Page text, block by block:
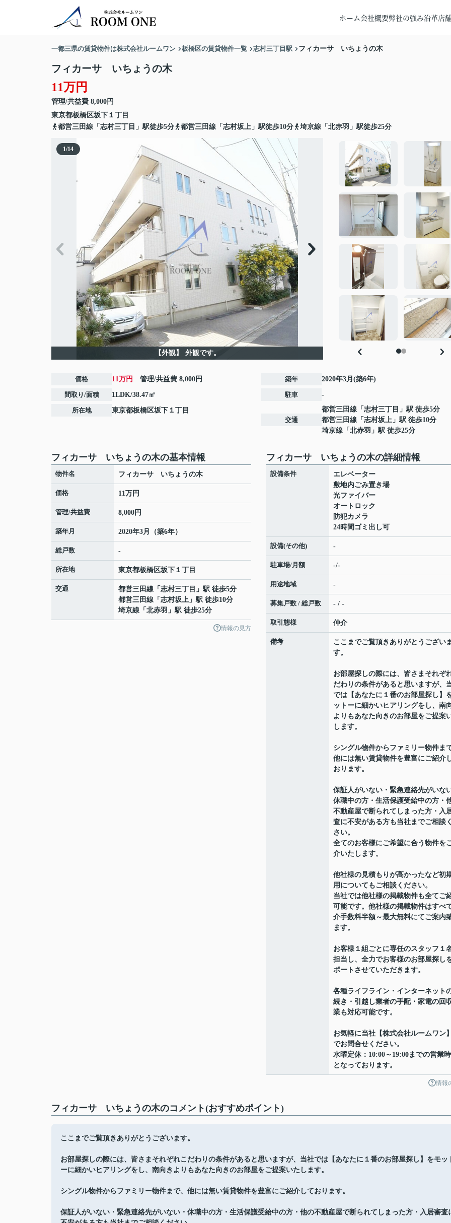
ホーム会社概要弊社の強み沿革店
一都三県の賃貸物件は株式会社ルームワン 板橋区の賃貸物件一覧 志村三丁目駅 フィカーサ いちょうの木
フィカーサ いちょうの木
11万円
管理/共益費 8,000円
東京都板橋区坂下 １丁目
都営三田線「志村三丁目」駅徒歩5分
都営三田線「志村坂上」駅徒歩10分 埼京線「北赤羽」駅徒歩25分
1/14
【外観】 外観です。
価格 11万円 管理/共益費 8,000円
間取り/面積 1LDK/38.47㎡
所在地 東京都板橋区坂下 １丁目
築年 2020年3月(築6年)
駐車 -
交通
都営三田線 「 志村三丁目 」駅 徒歩5分
都営三田線 「 志村坂上 」駅 徒歩10分
埼京線 「 北赤羽 」駅 徒歩25分
フィカーサ いちょうの木の基本情報
物件名 フィカーサ いちょうの木
価格 11万円
管理/共益費 8,000円
築年月 2020年3月（築6年）
総戸数 -
所在地 東京都板橋区坂下 １丁目
交通 都営三田線 「 志村三丁目 」駅 徒歩5分
都営三田線 「 志村坂上 」駅 徒歩10分
埼京線 「 北赤羽 」駅 徒歩25分
情報の見方
フィカーサ いちょうの木の詳細情報
設備条件
エレベーター
敷地内ごみ置き場
光ファイバー
オートロック
防犯カメラ
24時間ゴミ出し可
設備(その他) -
駐車場/月額 -/-
用途地域 -
募集戸数 / 総戸数 - / -
取引態様 仲介
備考
ここまでご覧頂きありがとうござい
す。
お部屋探しの際には、皆さまそれぞ
だわりの条件があると思いますが、
では【あなたに１番のお部屋探し】
ットーに細かいヒアリングをし、南
よりもあなた向きのお部屋をご提案
します。
シングル物件からファミリー物件ま
他には無い賃貸物件を豊富にご紹介
おります。
保証人がいない・緊急連絡先がいな
休職中の方・生活保護受給中の方・
不動産屋で断られてしまった方・入
査に不安がある方も当社までご相談
さい。
全てのお客様にご希望に合う物件を
介いたします。
他社様の見積もりが高かったなど初
用についてもご相談ください。
当社では他社様の掲載物件も全てご
可能です。他社様の掲載物件はすべ
介手数料半額～最大無料にてご案内
ます。
お客様１組ごとに専任のスタッフ１
担当し、全力でお客様のお部屋探し
ポートさせていただきます。
各種ライフライン・インターネット
続き・引越し業者の手配・家電の回
業も対応可能です。
お気軽に当社【株式会社ルームワン
でお問合せください。
水曜定休：10:00～19:00までの営業
となっております。
情報
フィカーサ いちょうの木のコメント(おすすめポイント)
ここまでご覧頂きありがとうございます。
お部屋探しの際には、皆さまそれぞれこだわりの条件があると思いますが、当社では【あなたに１番のお部屋探し】をモッ
ーに細かいヒアリングをし、南向きよりもあなた向きのお部屋をご提案いたします。
シングル物件からファミリー物件まで、他には無い賃貸物件を豊富にご紹介しております。
保証人がいない・緊急連絡先がいない・休職中の方・生活保護受給中の方・他の不動産屋で断られてしまった方・入居審査